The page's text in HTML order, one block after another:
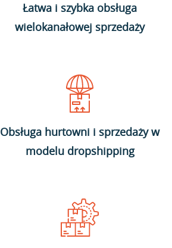
Łatwa i szybka obsługa
wielokanałowej sprzedaży
Obsługa hurtowni i sprzedaży w
modelu dropshipping